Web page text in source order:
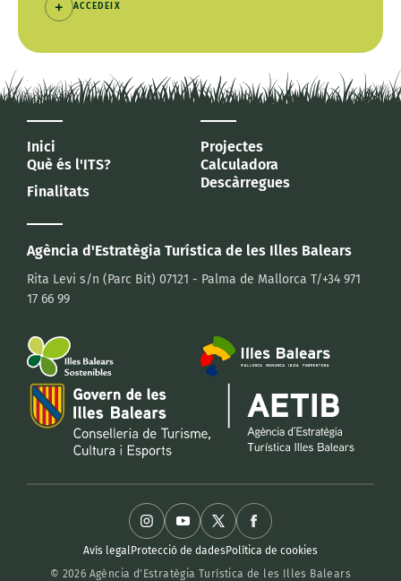
ACCEDEIX
Agència d'Estratègia Turística de les Illes Balears
Rita Levi s/n (Parc Bit) 07121 - Palma de Mallorca T/+34 971
17 66 99
Inici
Què és l'ITS?
Finalitats
Projectes
Calculadora
Descàrregues
Avís legalProtecció de dades Política de cookies
© 2026 Agència d'Estratègia Turística de les Illes Balears